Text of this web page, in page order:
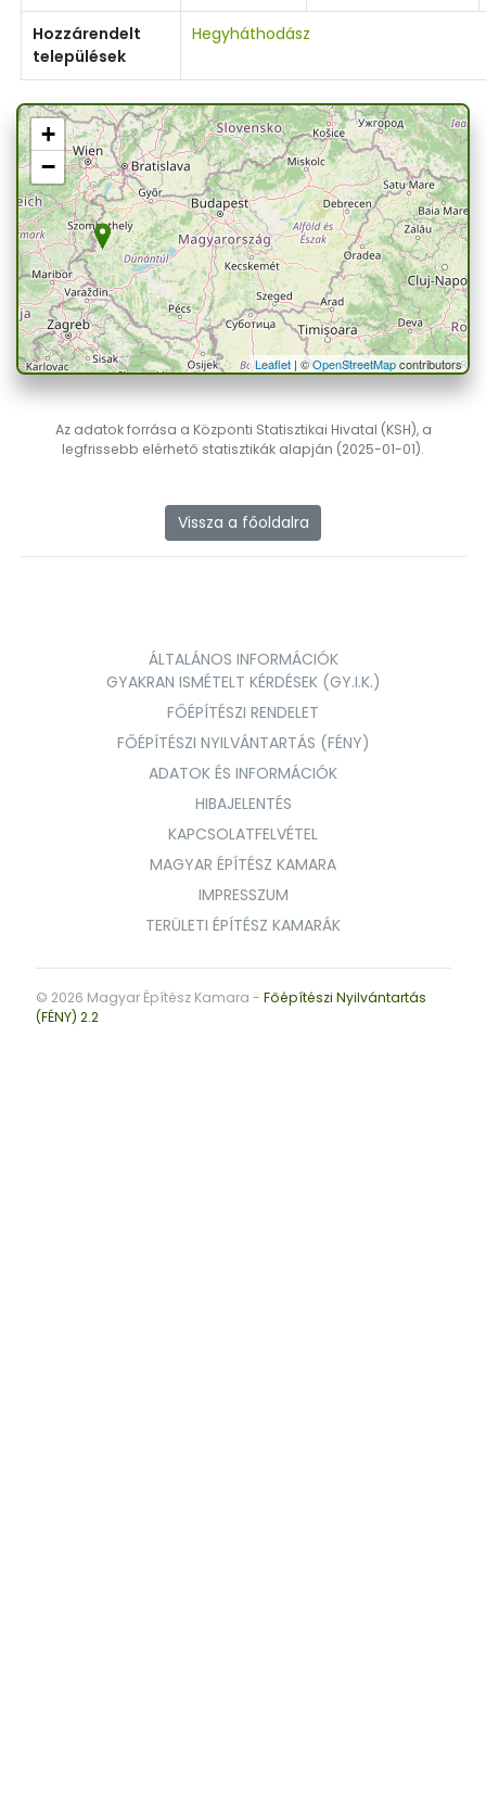
Hozzárendelt
települések
Hegyháthodász
+
−
Leaflet| ©OpenStreetMapcontributors
Az adatok forrása a Központi Statisztikai Hivatal (KSH), a
legfrissebb elérhető statisztikák alapján (2025-01-01).
Vissza a főoldalra
ÁLTALÁNOS INFORMÁCIÓK
GYAKRAN ISMÉTELT KÉRDÉSEK (GY.I.K.)
FŐÉPÍTÉSZI RENDELET
FŐÉPÍTÉSZI NYILVÁNTARTÁS (FÉNY)
ADATOK ÉS INFORMÁCIÓK
HIBAJELENTÉS
KAPCSOLATFELVÉTEL
MAGYAR ÉPÍTÉSZ KAMARA
IMPRESSZUM
TERÜLETI ÉPÍTÉSZ KAMARÁK
© 2026 Magyar Építész Kamara - Főépítészi Nyilvántartás
(FÉNY) 2.2